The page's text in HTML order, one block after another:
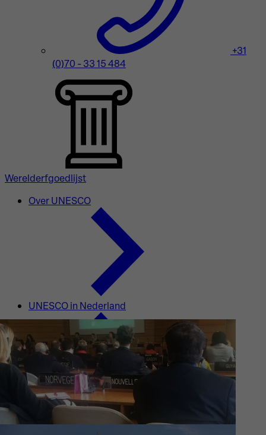
+31
(0)70 - 33 15 484
Werelderfgoedlijst
Over UNESCO
UNESCO in Nederland
Waar wij aan werken